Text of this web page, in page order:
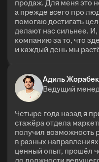
продаж. Для меня это
а прежде всего про
помогаю достигать
делают нас сильнее.
компанию за то, что
и каждый день мы
Адиль
Ведущий
Четыре года назад я
стажёра отдела
получил возможность
в разных
ценный опыт, прошёл